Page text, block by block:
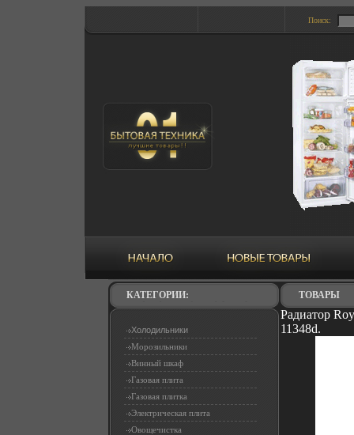
Поиск:
КАТЕГОРИИ:
Холодильники
Морозильники
Винный шкаф
Газовая плита
Газовая плитка
Электрическая плита
Овощечистка
ТОВАРЫ
Радиатор
11348d.